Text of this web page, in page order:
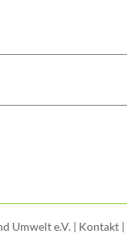
Umwelt e.V. | Kontakt|